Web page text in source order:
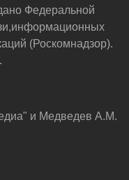
Федеральной
(Роскомнадзор).
и Медведев А.М.